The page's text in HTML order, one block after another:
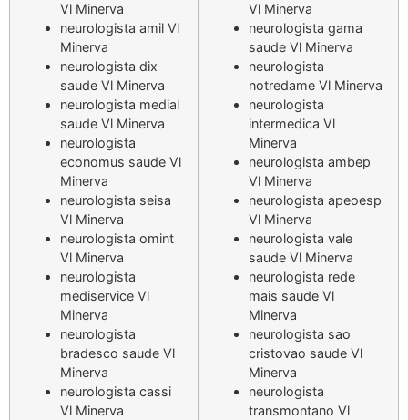
Vl Minerva
neurologista amil Vl
Minerva
neurologista dix
saude Vl Minerva
neurologista medial
saude Vl Minerva
neurologista
economus saude Vl
Minerva
neurologista seisa
Vl Minerva
neurologista omint
Vl Minerva
neurologista
mediservice Vl
Minerva
neurologista
bradesco saude Vl
Minerva
neurologista cassi
Vl Minerva
Vl Minerva
neurologista gama
saude Vl Minerva
neurologista
notredame Vl Minerva
neurologista
intermedica Vl
Minerva
neurologista ambep
Vl Minerva
neurologista apeoesp
Vl Minerva
neurologista vale
saude Vl Minerva
neurologista rede
mais saude Vl
Minerva
neurologista sao
cristovao saude Vl
Minerva
neurologista
transmontano Vl